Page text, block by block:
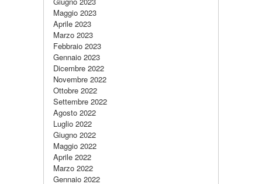
Maggio 2023
Aprile 2023
Marzo 2023
Febbraio 2023
Gennaio 2023
Dicembre 2022
Novembre 2022
Ottobre 2022
Settembre 2022
Agosto 2022
Luglio 2022
Giugno 2022
Maggio 2022
Aprile 2022
Marzo 2022
Gennaio 2022